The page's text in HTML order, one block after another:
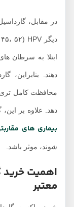
در
به سرطان های
علاوه بر این، گارداسیل 9 می تواند در برابر انواع
های مقاربتی
موثر باشد.